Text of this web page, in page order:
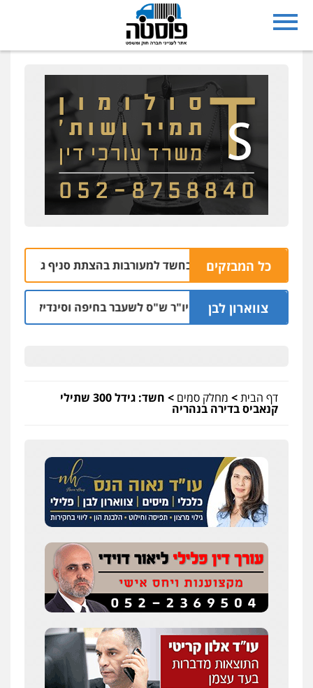
כל המבזקים
תושבי רחובות נעצרו בחשד למעורבות בהצתת סניף ג'פניקה
צווארון לבן
כתב אישום: יו"ר ש"ס לשעבר בחיפה וסינדיקאט
דף הבית> מחלק סמים > חשד: גידל 300 שתילי
קנאביס בדירה בנהריה